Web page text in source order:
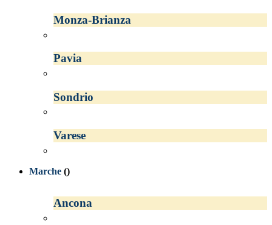
Monza-Brianza
Pavia
Sondrio
Varese
Marche ()
Ancona